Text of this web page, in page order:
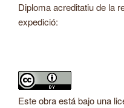
Diploma acreditatiu de la
expedició:
Este obra está bajo una